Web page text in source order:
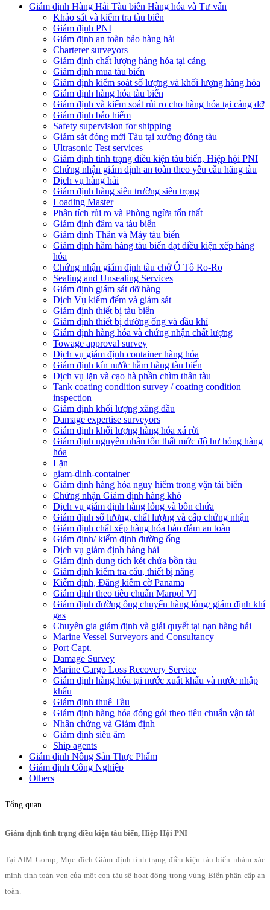
Giám định Hàng Hải Tàu biển Hàng hóa và Tư vấn
Khảo sát và kiểm tra tàu biển
Giám định PNI
Giám định an toàn bảo hàng hải
Charterer surveyors
Giám định chất lượng hàng hóa tại cảng
​Giám định mua tàu biển
Giám định kiểm soát số lượng và khối lượng hàng hóa
Giám định hàng hóa tàu biển
Giám định và kiểm soát rủi ro cho hàng hóa tại cảng dỡ
Giám định bảo hiểm
Safety supervision for shipping
Giám sát đóng mới Tàu tại xưởng đóng tàu
Ultrasonic Test services
Giám định tình trạng điều kiện tàu biển, Hiệp hội PNI
Chứng nhận giám định an toàn theo yêu cầu hãng tàu
Dịch vụ hàng hải
Giám định hàng siêu trường siêu trọng
Loading Master
Phân tích rủi ro và Phòng ngừa tổn thất
​Giám định đâm va tàu biển
Giám định Thân và Máy tàu biển
​Giám định hầm hàng tàu biển đạt điều kiện xếp hàng
hóa
Chứng nhận giám định tàu chở Ô Tô Ro-Ro
Sealing and Unsealing Services
Giám định giám sát dỡ hàng
Dịch Vụ kiểm đếm và giám sát
Giám định thiết bị tàu biển
Giám định thiết bị đường ống và dầu khí
Giám định hàng hóa và chứng nhận chất lượng
Towage approval survey
Dịch vụ giám định container hàng hóa
Giám định kín nước hầm hàng tàu biển
Dịch vụ lặn và cạo hà phần chìm thân tàu
Tank coating condition survey / coating condition
inspection
Giám định khối lượng xăng dầu
Damage expertise surveyors
Giám định khối lượng hàng hóa xá rời
Giám định nguyên nhân tổn thất mức độ hư hỏng hàng
hóa
Lặn
giam-dinh-container
Giám định hàng hóa nguy hiểm trong vận tải biển
Chứng nhận Giám định hàng khô
Dịch vụ giám định hàng lỏng và bồn chứa
Giám định số lượng, chất lượng và cấp chứng nhận
Giám định chất xếp hàng hóa bảo đảm an toàn
Giám định/ kiểm định đường ống
Dịch vụ giám định hàng hải
Giám định dung tích két chứa bồn tàu
Giám định kiểm tra cẩu, thiết bị nâng
Kiểm định, Đăng kiểm cờ Panama
Giám định theo tiêu chuẩn Marpol VI
Giám định đường ống chuyển hàng lỏng/ giám định khí
gas
Chuyên gia giám định và giải quyết tại nạn hàng hải
Marine Vessel Surveyors and Consultancy
Port Capt.
Damage Survey
Marine Cargo Loss Recovery Service
Giám định hàng hóa tại nước xuất khẩu và nước nhập
khẩu
Giám định thuê Tàu
Giám định hàng hóa đóng gói theo tiêu chuẩn vận tải
Nhân chứng và Giám định
Giám định siêu âm
Ship agents
Giám định Nông Sản Thực Phẩm
Giám định Công Nghiệp
Others
Tổng quan
Giám định tình trạng điều kiện tàu biển, Hiệp Hội PNI
Tại AIM Gorup, Mục đích Giám định tình trạng điều kiện tàu biển nhàm xác
minh tính toàn vẹn của một con tàu sẽ hoạt động trong vùng Biển phân cấp an
toàn.